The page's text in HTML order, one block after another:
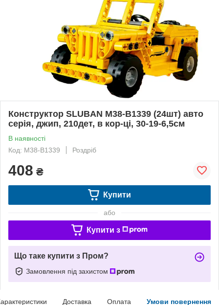
Конструктор SLUBAN M38-B1339 (24шт) авто
серія, джип, 210дет, в кор-ці, 30-19-6,5см
В наявності
Код: M38-B1339
Роздріб
408 ₴
Купити
або
Купити з
Що таке купити з Пром?
Замовлення під захистом
Доставка Оплата Умови повернення